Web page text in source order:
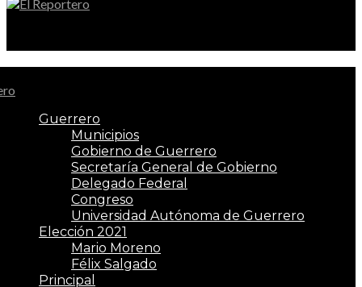
Guerrero
Municipios
Gobierno de Guerrero
Secretaría General de Gobierno
Delegado Federal
Congreso
Universidad Autónoma de Guerrero
Elección 2021
Mario Moreno
Félix Salgado
Principal